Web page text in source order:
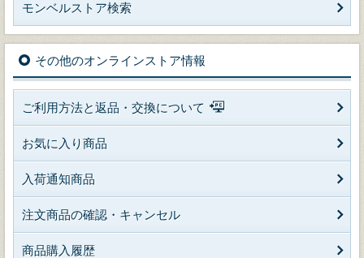
モンベルストア検索
その他のオンラインストア情報
ご利用方法と返品・交換について
お気に入り商品
入荷通知商品
注文商品の確認・キャンセル
商品購入履歴